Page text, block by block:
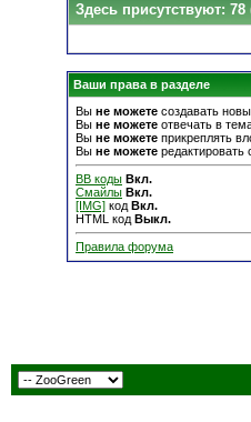
Здесь присутствуют: 78
Ваши права в разделе
Вы не можете создавать
Вы не можете отвечать в
Вы не можете прикреплять
Вы не можете
BB коды Вкл.
Смайлы Вкл.
[IMG] код Вкл.
HTML код Выкл.
Правила форума